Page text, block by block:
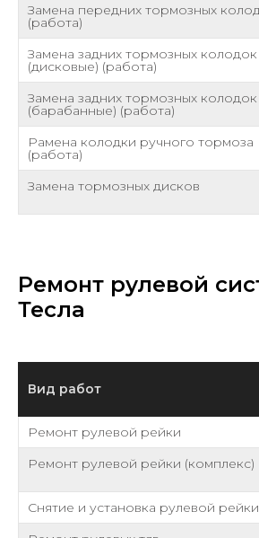
Замена передних тормозных
(работа)
Замена задних тормозных колодок
(дисковые) (работа)
Замена задних тормозных колодок
(барабанные) (работа)
Pамена колодки ручного тормоза
(работа)
Замена тормозных дисков
Ремонт рулевой
Тесла
Вид работ
Ремонт рулевой рейки
Ремонт рулевой рейки (комплекс)
Снятие и установка рулевой рейки